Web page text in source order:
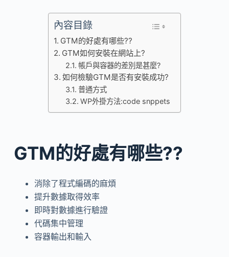
內容目錄
GTM的好處有哪些??
GTM如何安裝在網站上?
帳戶與容器的差別是甚麼?
如何檢驗GTM是否有安裝成功?
普通方式
WP外掛方法:code snppets
GTM的好處有哪些??
消除了程式編碼的麻煩
提升數據取得效率
即時對數據進行驗證
代碼集中管理
容器輸出和輸入